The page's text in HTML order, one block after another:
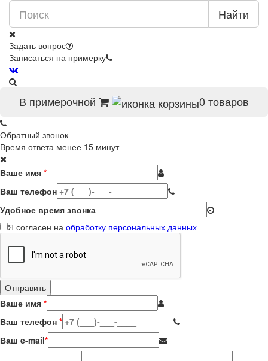
Найти
Задать вопрос
Записаться на примерку
В примерочной 0 товаров
Обратный звонок
Время ответа менее 15 минут
Ваше имя *
Ваш телефон
Удобное время звонка
Я согласен на обработку персональных данных
Ваше имя *
Ваш телефон *
Ваш e-mail*